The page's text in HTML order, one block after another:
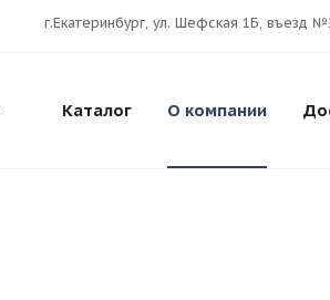
г.Екатеринбург, ул. Шефская 1Б, въезд
Каталог О компании